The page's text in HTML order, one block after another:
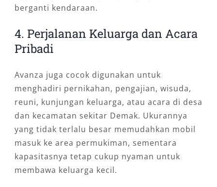
berganti kendaraan.
4. Perjalanan Keluarga dan Acara
Pribadi
Avanza juga cocok digunakan untuk
menghadiri pernikahan, pengajian, wisuda,
reuni, kunjungan keluarga, atau acara di desa
dan kecamatan sekitar Demak. Ukurannya
yang tidak terlalu besar memudahkan mobil
masuk ke area permukiman, sementara
kapasitasnya tetap cukup nyaman untuk
membawa keluarga kecil.